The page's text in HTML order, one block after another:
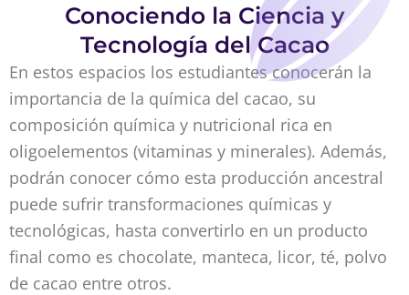
Conociendo la Ciencia y
Tecnología del Cacao
En estos espacios los estudiantes conocerán la
importancia de la química del cacao, su
composición química y nutricional rica en
oligoelementos (vitaminas y minerales). Además,
podrán conocer cómo esta producción ancestral
puede sufrir transformaciones químicas y
tecnológicas, hasta convertirlo en un producto
final como es chocolate, manteca, licor, té, polvo
de cacao entre otros.